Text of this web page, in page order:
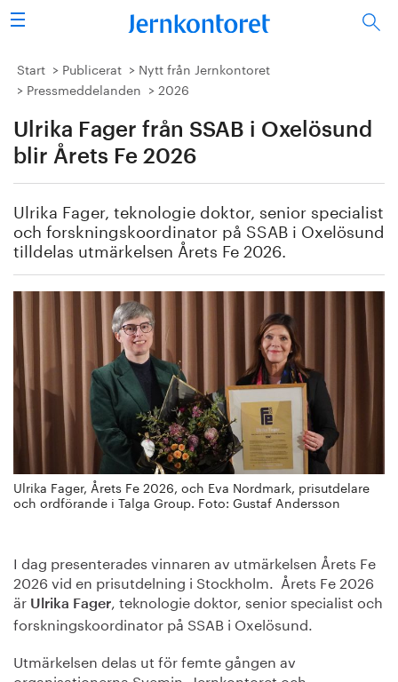
Sök
Stålindustrin
Forskning/utbildning
Energi/miljö
Vi tycker
Publicerat
Bildbank
Om oss
Start Publicerat
Nytt från Jernkontoret
Pressmeddelanden
2026
Ulrika Fager från SSAB i Oxelösund
blir Årets Fe 2026
Ulrika Fager, teknologie doktor, senior specialist
och forskningskoordinator på SSAB i Oxelösund
tilldelas utmärkelsen Årets Fe 2026.
Ulrika Fager, Årets Fe 2026, och Eva Nordmark, prisutdelare
och ordförande i Talga Group. Foto: Gustaf Andersson
I dag presenterades vinnaren av utmärkelsen Årets Fe
2026 vid en prisutdelning i Stockholm. Årets Fe 2026
är Ulrika Fager, teknologie doktor, senior specialist och
forskningskoordinator på SSAB i Oxelösund.
Utmärkelsen delas ut för femte gången av